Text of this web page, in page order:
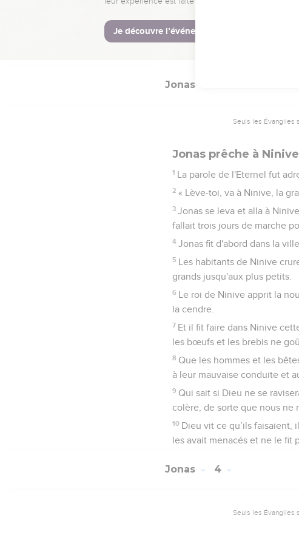
Quant à moi, je t'offrirai
salut vient de l'Eternel. »
L'Eternel parla au poisson,
Jonas
Seuls les Évangiles
Jonas prêche à Ninive
1 La parole de l'Eternel fut
2 « Lève-toi, va à Ninive, la
3 Jonas se leva et alla à
fallait trois jours de marche
4 Jonas fit d'abord dans la
5 Les habitants de Ninive
grands jusqu'aux plus petits.
6 Le roi de Ninive apprit la
la cendre.
7 Et il fit faire dans Ninive
les bœufs et les brebis ne
8 Que les hommes et les
à leur mauvaise conduite et
9 Qui sait si Dieu ne se
colère, de sorte que nous ne
10 Dieu vit ce qu’ils faisaient,
les avait menacés et ne le fit
Jonas 4
Seuls les Évangiles